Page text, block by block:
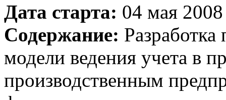
Дата старта: 04 мая
Содержание:
модели ведения учета в
производственным